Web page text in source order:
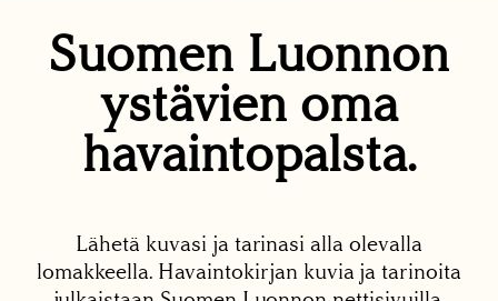
Suomen Luonnon
ystävien oma
havaintopalsta.
Lähetä kuvasi ja tarinasi alla olevalla
lomakkeella. Havaintokirjan kuvia ja tarinoita